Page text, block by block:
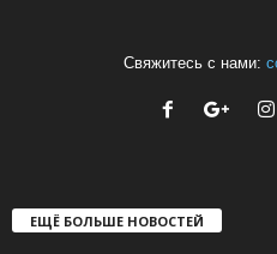
Свяжитесь с нами:
ЕЩЁ БОЛЬШЕ НОВОСТЕЙ